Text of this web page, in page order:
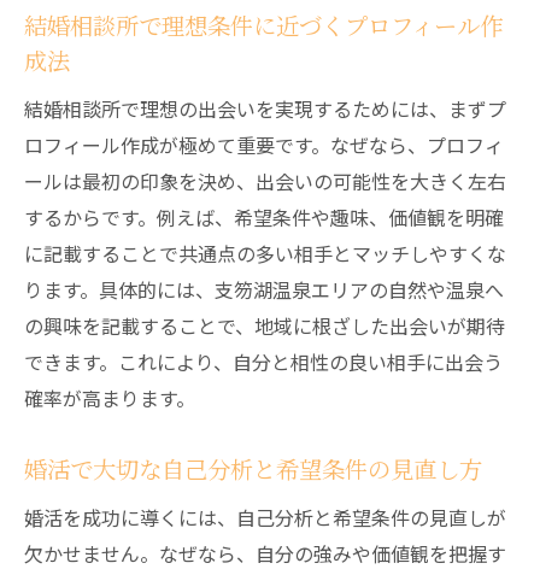
結婚相談所で理想条件に近づくプロフィール作
成法
結婚相談所で理想の出会いを実現するためには、まずプ
ロフィール作成が極めて重要です。なぜなら、プロフィ
ールは最初の印象を決め、出会いの可能性を大きく左右
するからです。例えば、希望条件や趣味、価値観を明確
に記載することで共通点の多い相手とマッチしやすくな
ります。具体的には、支笏湖温泉エリアの自然や温泉へ
の興味を記載することで、地域に根ざした出会いが期待
できます。これにより、自分と相性の良い相手に出会う
確率が高まります。
婚活で大切な自己分析と希望条件の見直し方
婚活を成功に導くには、自己分析と希望条件の見直しが
欠かせません。なぜなら、自分の強みや価値観を把握す